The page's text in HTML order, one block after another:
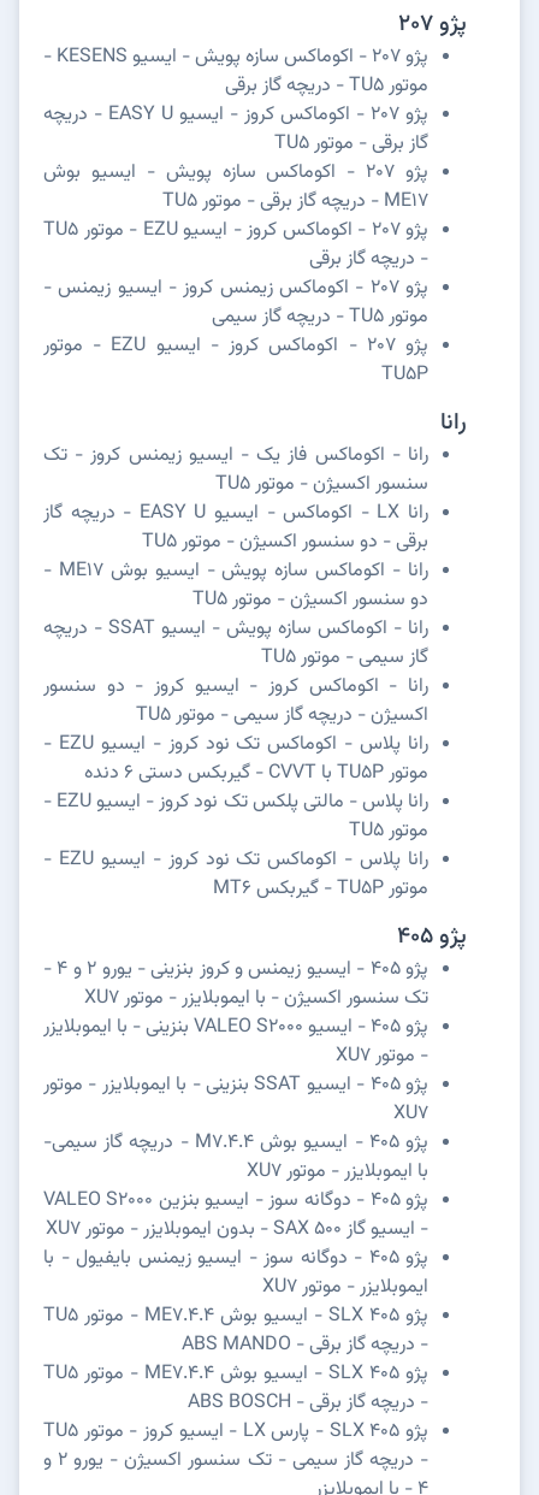
پژو 207
پژو 207 - اکوماکس سازه پویش - ایسیو KESENS -
موتور TU5 - دریچه گاز برقی
پژو 207 - اکوماکس کروز - ایسیو EASY U - دریچه
گاز برقی - موتور TU5
پژو 207 - اکوماکس سازه پویش - ایسیو بوش
ME17 - دریچه گاز برقی - موتور TU5
پژو 207 - اکوماکس کروز - ایسیو EZU - موتور TU5
- دریچه گاز برقی
پژو 207 - اکوماکس زیمنس کروز - ایسیو زیمنس -
موتور TU5 - دریچه گاز سیمی
پژو 207 - اکوماکس کروز - ایسیو EZU - موتور
TU5P
رانا
رانا - اکوماکس فاز یک - ایسیو زیمنس کروز - تک
سنسور اکسیژن - موتور TU5
رانا LX - اکوماکس - ایسیو EASY U - دریچه گاز
برقی - دو سنسور اکسیژن - موتور TU5
رانا - اکوماکس سازه پویش - ایسیو بوش ME17 -
دو سنسور اکسیژن - موتور TU5
رانا - اکوماکس سازه پویش - ایسیو SSAT - دریچه
گاز سیمی - موتور TU5
رانا - اکوماکس کروز - ایسیو کروز - دو سنسور
اکسیژن - دریچه گاز سیمی - موتور TU5
رانا پلاس - اکوماکس تک نود کروز - ایسیو EZU -
موتور TU5P با CVVT - گیربکس دستی 6 دنده
رانا پلاس - مالتی پلکس تک نود کروز - ایسیو EZU -
موتور TU5
رانا پلاس - اکوماکس تک نود کروز - ایسیو EZU -
موتور TU5P - گیربکس MT6
پژو 405
پژو 405 - ایسیو زیمنس و کروز بنزینی - یورو 2 و 4 -
تک سنسور اکسیژن - با ایموبلایزر - موتور XU7
پژو 405 - ایسیو VALEO S2000 بنزینی - با ایموبلایزر
- موتور XU7
پژو 405 - ایسیو SSAT بنزینی - با ایموبلایزر - موتور
XU7
پژو 405 - ایسیو بوش M7.4.4 - دریچه گاز سیمی-
با ایموبلایزر - موتور XU7
پژو 405 - دوگانه سوز - ایسیو بنزین VALEO S2000
- ایسیو گاز SAX 500 - بدون ایموبلایزر - موتور XU7
پژو 405 - دوگانه سوز - ایسیو زیمنس بایفیول - با
ایموبلایزر - موتور XU7
پژو SLX 405 - ایسیو بوش ME7.4.4 - موتور TU5
- دریچه گاز برقی - ABS MANDO
پژو SLX 405 - ایسیو بوش ME7.4.4 - موتور TU5
- دریچه گاز برقی - ABS BOSCH
پژو SLX 405 - پارس LX - ایسیو کروز - موتور TU5
- دریچه گاز سیمی - تک سنسور اکسیژن - یورو 2 و